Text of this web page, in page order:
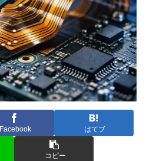
Facebook はてブ
コピー